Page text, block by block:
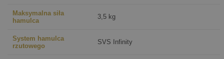
Maksymalna siła
hamulca
3,5 kg
System hamulca
rzutowego
SVS Infinity